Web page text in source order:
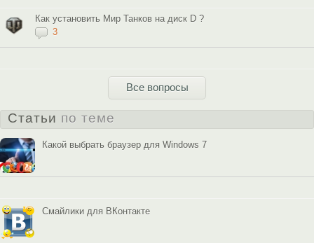
Как установить Мир Танков на диск D ?
3
Все вопросы
Статьи по теме
Какой выбрать браузер для Windows 7
Смайлики для ВКонтакте